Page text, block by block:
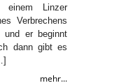
Linzer
Verbrechens
und er beginnt
dann gibt es
mehr...